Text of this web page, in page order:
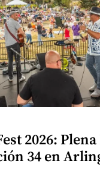
2026:
34 en